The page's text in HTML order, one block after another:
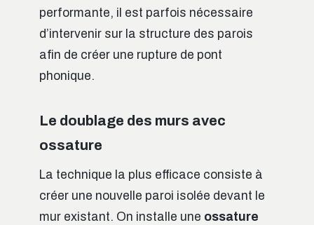
performante, il est parfois nécessaire
d’intervenir sur la structure des parois
afin de créer une rupture de pont
phonique.
Le doublage des murs avec
ossature
La technique la plus efficace consiste à
créer une nouvelle paroi isolée devant le
mur existant. On installe une ossature